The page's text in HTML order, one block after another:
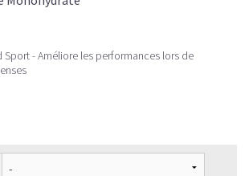
Sport - Améliore les performances lors de